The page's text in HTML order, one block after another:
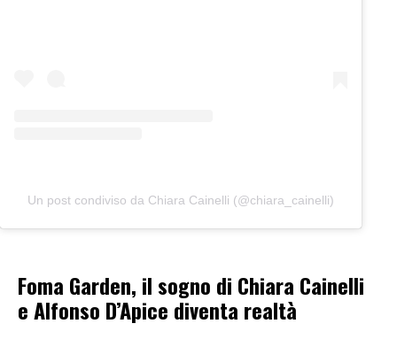
Un post condiviso da Chiara Cainelli (@chiara_cainelli)
Foma Garden, il sogno di Chiara Cainelli
e Alfonso D’Apice diventa realtà